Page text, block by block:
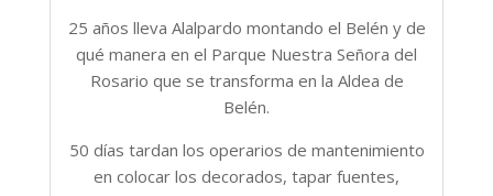
25 años lleva Alalpardo montando el Belén y de
qué manera en el Parque Nuestra Señora del
Rosario que se transforma en la Aldea de
Belén.
50 días tardan los operarios de mantenimiento
en colocar los decorados, tapar fuentes,